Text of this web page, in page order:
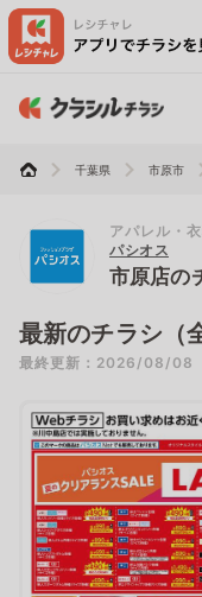
千葉県 市原市
アパレル・
パシオス
市原店の
最新のチラシ（
最終更新：2026/08/08